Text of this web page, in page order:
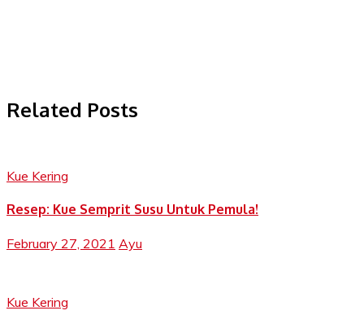
Related Posts
Kue Kering
Resep: Kue Semprit Susu Untuk Pemula!
February 27, 2021 Ayu
Kue Kering